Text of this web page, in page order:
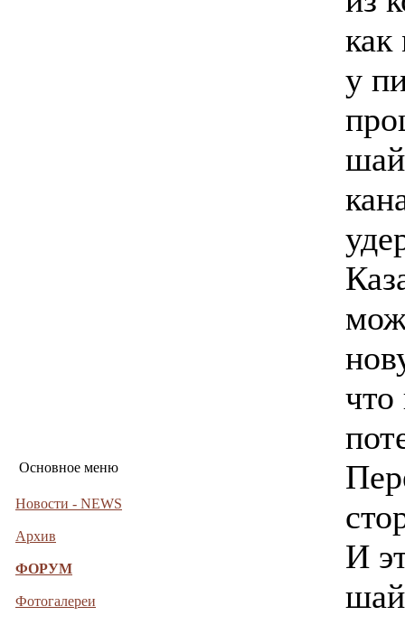
Основное меню
Новости - NEWS
Архив
ФОРУМ
Фотогалереи
у
что
И